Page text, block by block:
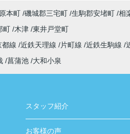
本町 磯城郡三宅町 生駒郡安堵町 相
町 木津 東井戸堂町
都線 近鉄天理線 片町線 近鉄生駒線
菖蒲池 大和小泉
スタッフ紹介
お客様の声